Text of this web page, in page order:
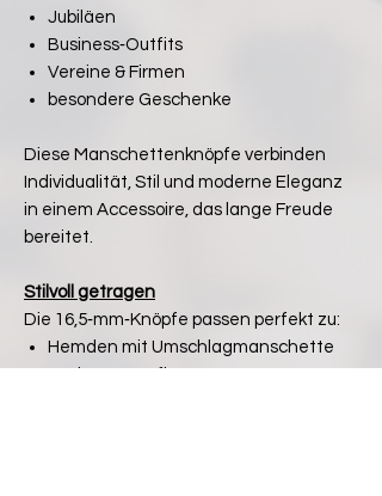
Jubiläen
Business‑Outfits
Vereine & Firmen
besondere Geschenke
Diese Manschettenknöpfe verbinden
Individualität, Stil und moderne Eleganz
in einem Accessoire, das lange Freude
bereitet.
Stilvoll getragen
Die 16,5‑mm‑Knöpfe passen perfekt zu:
Hemden mit Umschlagmanschette